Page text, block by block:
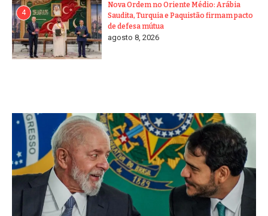
4
Nova Ordem no Oriente Médio: Arábia
Saudita, Turquia e Paquistão firmam pacto
de defesa mútua
agosto 8, 2026